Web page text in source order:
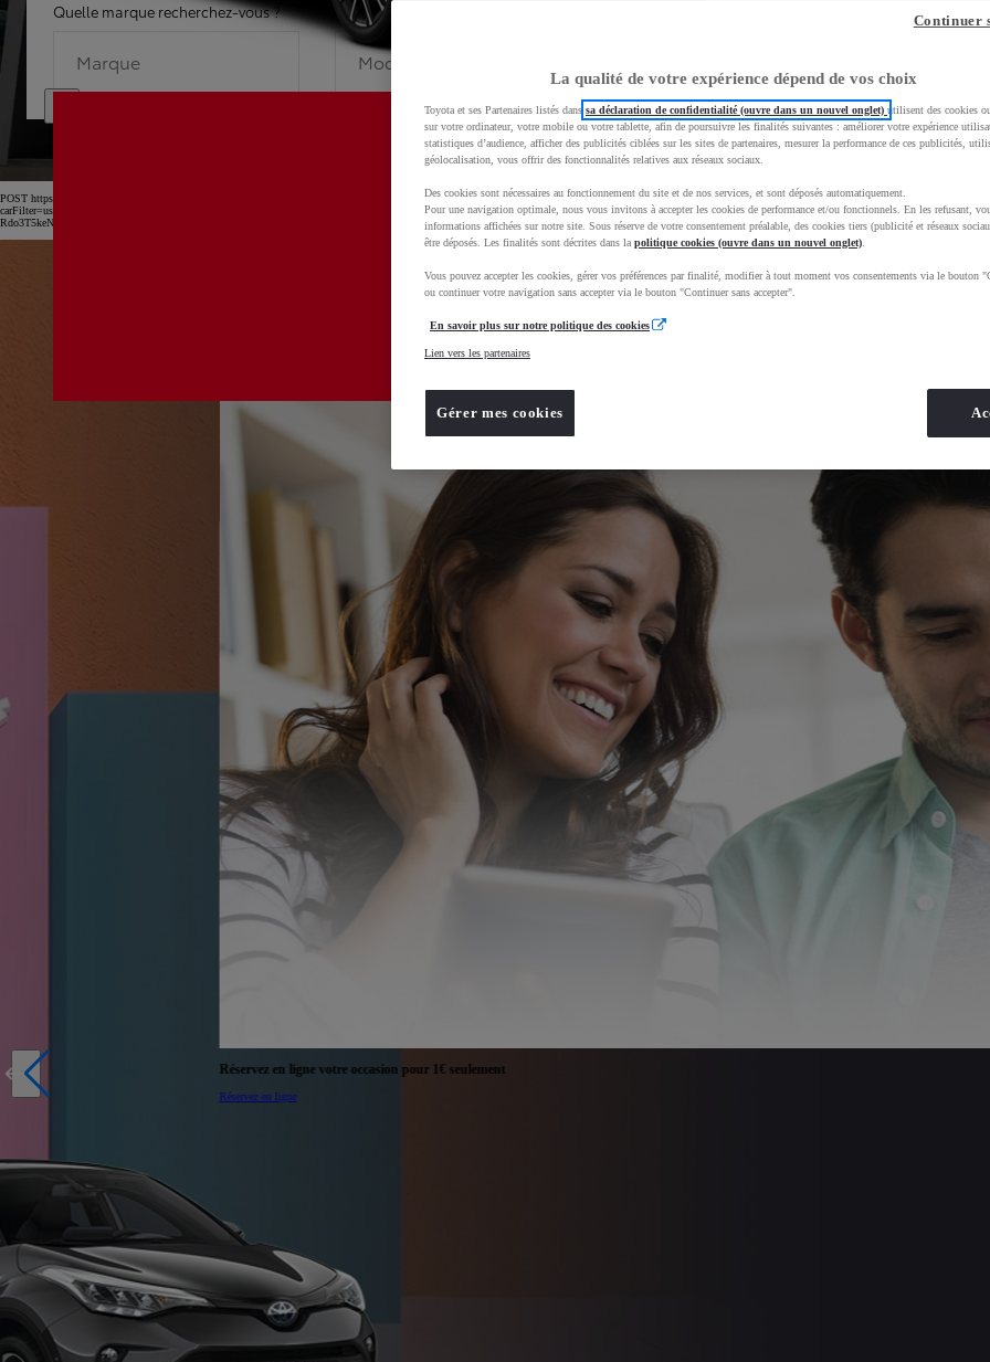
Quelle marque recherchez-vous ?
Marque
Quel modèle recherchez-vous ?
Modèle
Dans quelle
POST https://usc-webcomponents.toyota-europe.com/v1/car-filter-header/fr/fr?
Rdo3T5keNnTAs1zChF2zTihoCtNwQAvD_BwE
Réservez en ligne votre occasion pour 1€ seulement
Réservez en ligne
La qualité de votre expérience dépend de vos choix
Toyota et ses Partenaires listés dans sa déclaration de confidentialité (ouvre dans un nouvel onglet) utilisent des cookies
sur votre ordinateur, votre mobile ou votre tablette, afin de poursuivre les finalités suivantes : améliorer votre expérience
statistiques d’audience, afficher des publicités ciblées sur les sites de partenaires, mesurer la performance de ces publicités,
géolocalisation, vous offrir des fonctionnalités relatives aux réseaux sociaux.
Des cookies sont nécessaires au fonctionnement du site et de nos services, et sont déposés automatiquement.
Pour une navigation optimale, nous vous invitons à accepter les cookies de performance et/ou fonctionnels. En les refusant,
informations affichées sur notre site. Sous réserve de votre consentement préalable, des cookies tiers (publicité et réseaux
être déposés. Les finalités sont décrites dans la politique cookies (ouvre dans un nouvel onglet)
Vous pouvez accepter les cookies, gérer vos préférences par finalité, modifier à tout moment vos consentements via le bouton
ou continuer votre navigation sans accepter via le bouton "Continuer sans accepter".
En savoir plus sur notre politique des cookies
Lien vers les partenaires
Gérer mes cookies
Continuer